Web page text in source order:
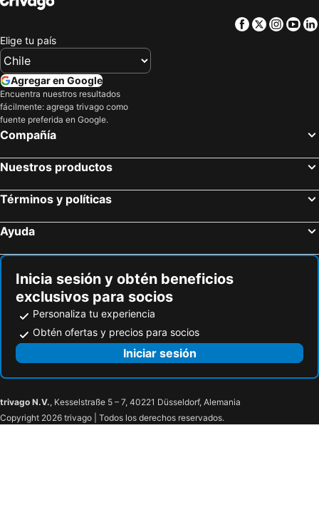
Facebook
Twitter
Elige tu país
Agregar en Google
Encuentra nuestros resultados
fácilmente: agrega trivago como
fuente preferida en Google.
Compañía
Nuestros productos
Términos y políticas
Ayuda
Inicia sesión y obtén beneficios
exclusivos para socios
Personaliza tu experiencia
Obtén ofertas y precios para socios
Iniciar sesión
trivago N.V., Kesselstraße 5 – 7, 40221 Düsseldorf, Alemania
Copyright 2026 trivago | Todos los derechos reservados.